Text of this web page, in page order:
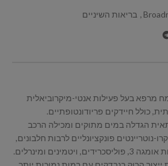
, בריאות השיניים
מרפא בעל פעילות אנטי-מיקרוביאלית
כולל חיידקים פריודונטופתיים.
הגדלה במים מתוקים ומכילה הרכב
נוטריינטים פונקציונליים לרבות חלבונים,
חומצות שומן רב בלתי רוויות אומגה 3, פוליסכרידים, ויטמינים ומינרלים.